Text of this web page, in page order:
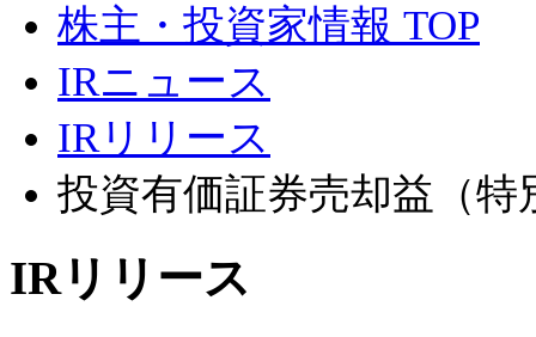
株主・投資家情報 TOP
IRニュース
IRリリース
投資有価証券売却益（
IRリリース